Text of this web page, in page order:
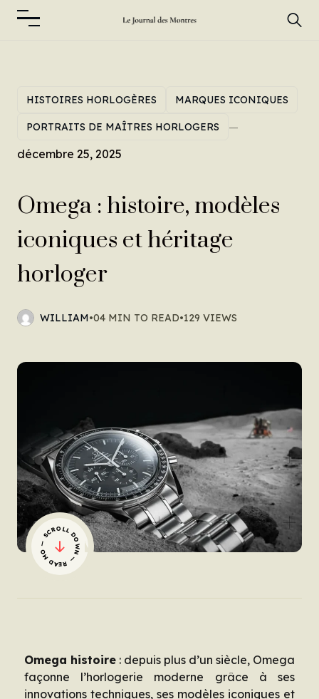
HISTOIRES HORLOGÈRES MARQUES ICONIQUES
PORTRAITS DE MAÎTRES HORLOGERS
—
décembre 25, 2025
Omega : histoire, modèles
iconiques et héritage
horloger
WILLIAM•04 MIN TO READ•129 VIEWS
— SCROLL DOWN — READ MORE
Omega histoire : depuis plus d’un siècle, Omega
façonne l’horlogerie moderne grâce à ses
innovations techniques, ses modèles iconiques et